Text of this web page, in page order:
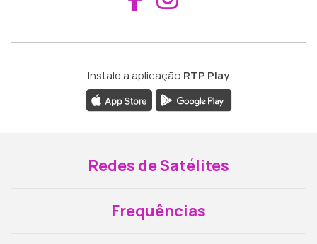
Instale a aplicação RTP Play
Redes de Satélites
Frequências